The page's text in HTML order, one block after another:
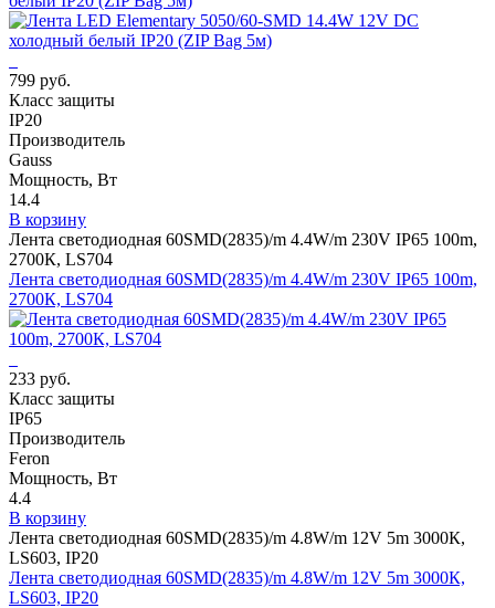
799 руб.
Класс защиты
IP20
Производитель
Gauss
Мощность, Вт
14.4
В корзину
Лента светодиодная 60SMD(2835)/m 4.4W/m 230V IP65 100m,
2700К, LS704
Лента светодиодная 60SMD(2835)/m 4.4W/m 230V IP65 100m,
2700К, LS704
233 руб.
Класс защиты
IP65
Производитель
Feron
Мощность, Вт
4.4
В корзину
Лента светодиодная 60SMD(2835)/m 4.8W/m 12V 5m 3000К,
LS603, IP20
Лента светодиодная 60SMD(2835)/m 4.8W/m 12V 5m 3000К,
LS603, IP20